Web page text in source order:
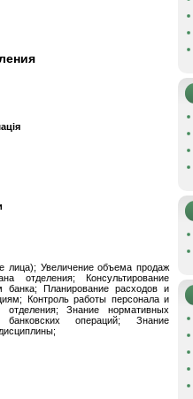
лица); Увеличение объема продаж
отделения; Консультирование
Планирование расходов и
Контроль работы персонала и
Знание нормативных
банковских операций; Знание